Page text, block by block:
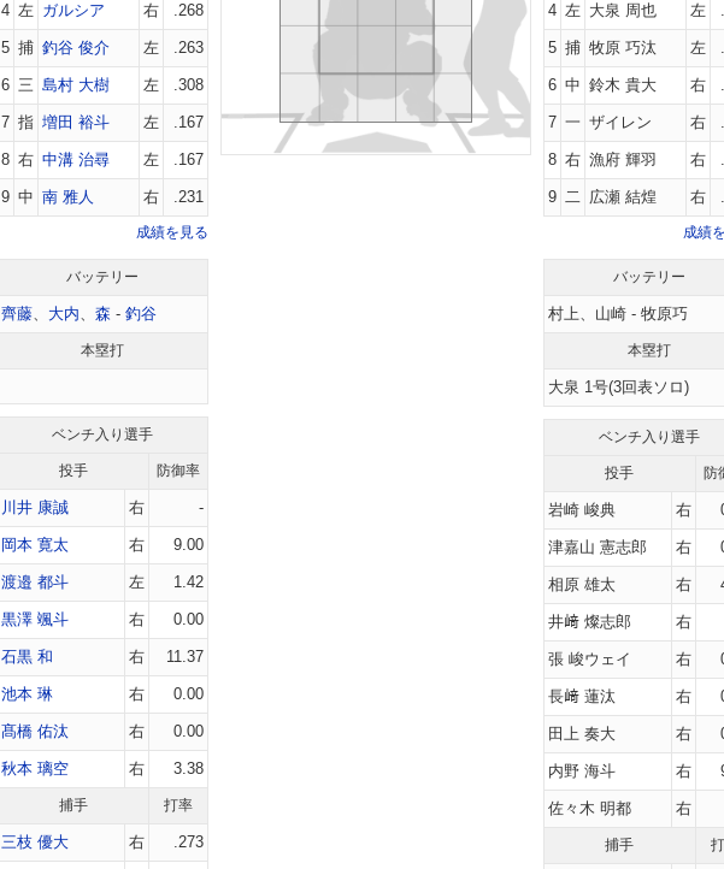
4 左 ガルシア 右 .268
5 捕 釣谷 俊介 左 .263
6 三 島村 大樹 左 .308
7 指 増田 裕斗 左 .167
8 右 中溝 治尋 左 .167
9 中 南 雅人 右 .231
成績を見る
バッテリー
齊藤、 大内、 森 - 釣谷
本塁打
ベンチ入り選手
投手 防御率
川井 康誠 右 -
岡本 寛太 右 9.00
渡邉 都斗 左 1.42
黒澤 颯斗 右 0.00
石黒 和 右 11.37
池本 琳 右 0.00
髙橋 佑汰 右 0.00
秋本 璃空 右 3.38
捕手 打率
三枝 優大 右 .273
4 左 大泉 周也 左
5 捕 牧原 巧汰 左
6 中 鈴木 貴大 右
7 一 ザイレン 右
8 右 漁府 輝羽 右
9 二 広瀬 結煌 右
成績
バッテリー
村上、 山崎- 牧原巧
本塁打
大泉 1号(3回表ソロ)
ベンチ入り選手
投手 防
岩崎 峻典 右
津嘉山 憲志郎 右
相原 雄太 右
井﨑 燦志郎 右
張 峻ウェイ 右
長﨑 蓮汰 右
田上 奏大 右
内野 海斗 右
佐々木 明都 右
捕手